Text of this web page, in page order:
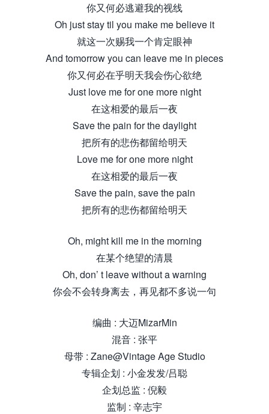
你又何必逃避我的视线
Oh just stay til you make me believe it
就这一次赐我一个肯定眼神
And tomorrow you can leave me in pieces
你又何必在乎明天我会伤心欲绝
Just love me for one more night
在这相爱的最后一夜
Save the pain for the daylight
把所有的悲伤都留给明天
Love me for one more night
在这相爱的最后一夜
Save the pain, save the pain
把所有的悲伤都留给明天
Oh, might kill me in the morning
在某个绝望的清晨
Oh, don’ t leave without a warning
你会不会转身离去，再见都不多说一句
编曲 : 大迈MizarMin
混音 : 张平
母带 : Zane@Vintage Age Studio
专辑企划 : 小金发发/吕聪
企划总监 : 倪毅
监制 : 辛志宇